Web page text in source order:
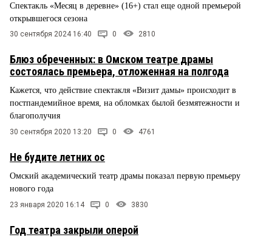
Спектакль «Месяц в деревне» (16+) стал еще одной премьерой
открывшегося сезона
30 сентября 2024 16:40 0 2810
Блюз обреченных: в Омском театре драмы
состоялась премьера, отложенная на полгода
Кажется, что действие спектакля «Визит дамы» происходит в
постпандемийное время, на обломках былой безмятежности и
благополучия
30 сентября 2020 13:20 0 4761
Не будите летних ос
Омский академический театр драмы показал первую премьеру
нового года
23 января 2020 16:14 0 3830
Год театра закрыли оперой